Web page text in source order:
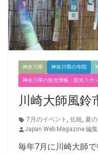
神奈川県 神奈川県の寺院
神奈川県の観光情報・観光スポ
川崎大師風鈴
7月のイベント , 伝統, 夏
Japan Web Magazine 編
毎年7月に川崎大師で